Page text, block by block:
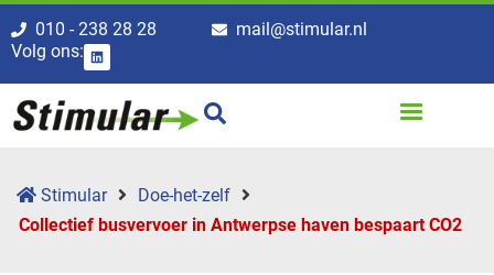
010 - 238 28 28
mail@stimular.nl
Volg ons:
Stimular
Doe-het-zelf
Collectief busvervoer in Antwerpse haven bespaart CO2